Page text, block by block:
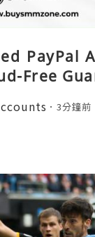
PayPal
Free
3分鐘前